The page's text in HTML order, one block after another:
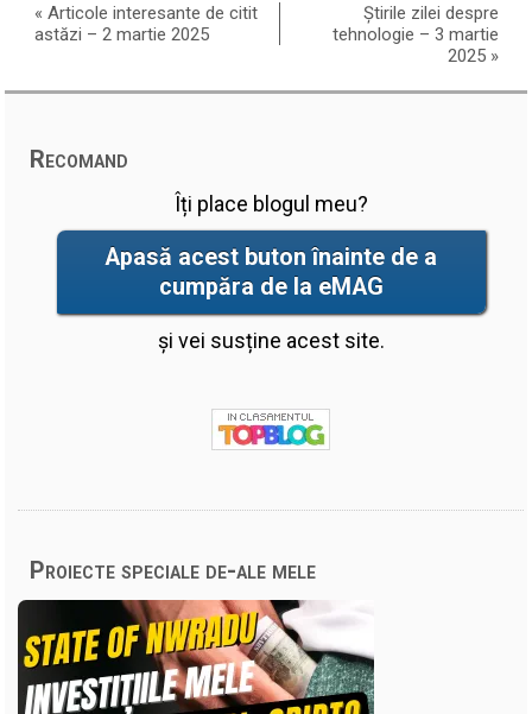
«Articole interesante de citit
astăzi – 2 martie 2025
Știrile zilei despre
tehnologie – 3 martie
2025 »
Recomand
Îți place blogul meu?
Apasă acest buton înainte de a
cumpăra de la eMAG
și vei susține acest site.
Proiecte speciale de-ale mele